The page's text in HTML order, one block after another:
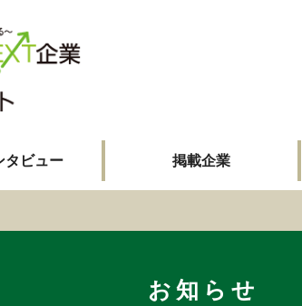
タビュー 掲載企業
お知らせ